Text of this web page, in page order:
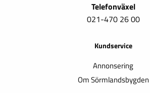
Telefonväxel
021-470 26 00
Kundservice
Annonsering
Om Sörmlandsbygden